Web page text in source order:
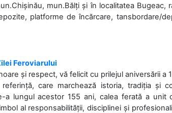
mun.Bălți și în localitatea Bugeac,
platforme de încărcare, tansbordare/
Feroviarului
și respect, vă felicit cu prilejul aniversării a
care marchează istoria, tradiția și
a lungul acestor 155 ani, calea ferată a unit
al responsabilității, disciplinei și